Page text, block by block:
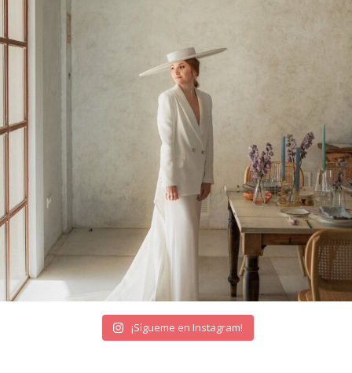
¡Sígueme en Instagram!